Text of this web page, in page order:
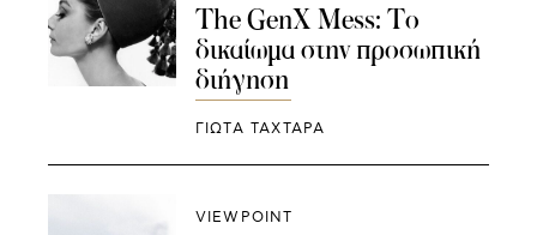
The GenX Mess: Το
δικαίωμα στην προσωπική
διήγηση
ΓΙΩΤΑ ΤΑΧΤΑΡΑ
VIEWPOINT